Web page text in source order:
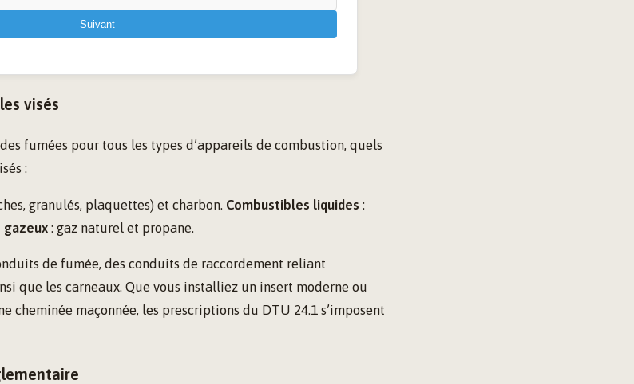
Suivant
visés
fumées pour tous les types d’appareils de combustion, quels
:
granulés, plaquettes) et charbon. Combustibles liquides :
gazeux: gaz naturel et propane.
de fumée, des conduits de raccordement reliant
que les carneaux. Que vous installiez un insert moderne ou
cheminée maçonnée, les prescriptions du DTU 24.1 s’imposent